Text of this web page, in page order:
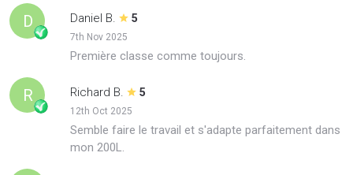
D Daniel B. 5
7th Nov 2025
Première classe comme toujours.
R Richard B. 5
12th Oct 2025
Semble faire le travail et s'adapte parfaitement dans
mon 200L.